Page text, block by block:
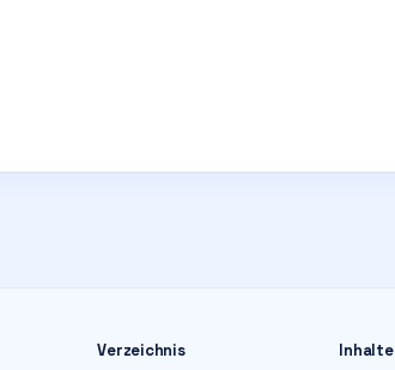
Verzeichnis Inhalte